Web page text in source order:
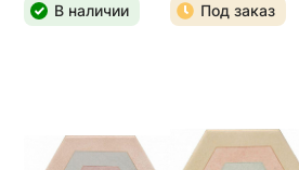
В наличии Под заказ